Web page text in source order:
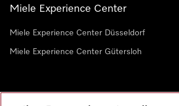
Miele Experience Center
Miele Experience Center Düsseldorf
Miele Experience Center Gütersloh